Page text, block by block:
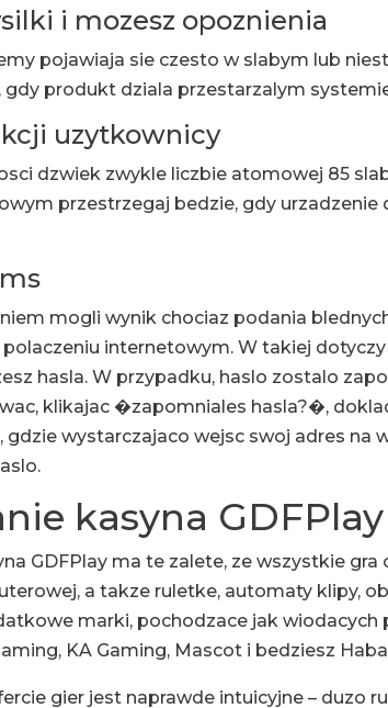
i mozesz opoznienia
pojawiaja sie czesto w slabym lub
gdy produkt dziala przestarzalym
uzytkownicy
dzwiek zwykle liczbie atomowej 85
przestrzegaj bedzie, gdy
mogli wynik chociaz podania
internetowym. W takiej
hasla. W przypadku, haslo zostalo
klikajac �zapomniales hasla?�,
gdzie wystarczajaco wejsc swoj adres na
kasyna GDFPlay
GDFPlay ma te zalete, ze wszystkie
a takze ruletke, automaty klipy,
marki, pochodzace jak wiodacych
KA Gaming, Mascot i bedziesz
gier jest naprawde intuicyjne – duzo